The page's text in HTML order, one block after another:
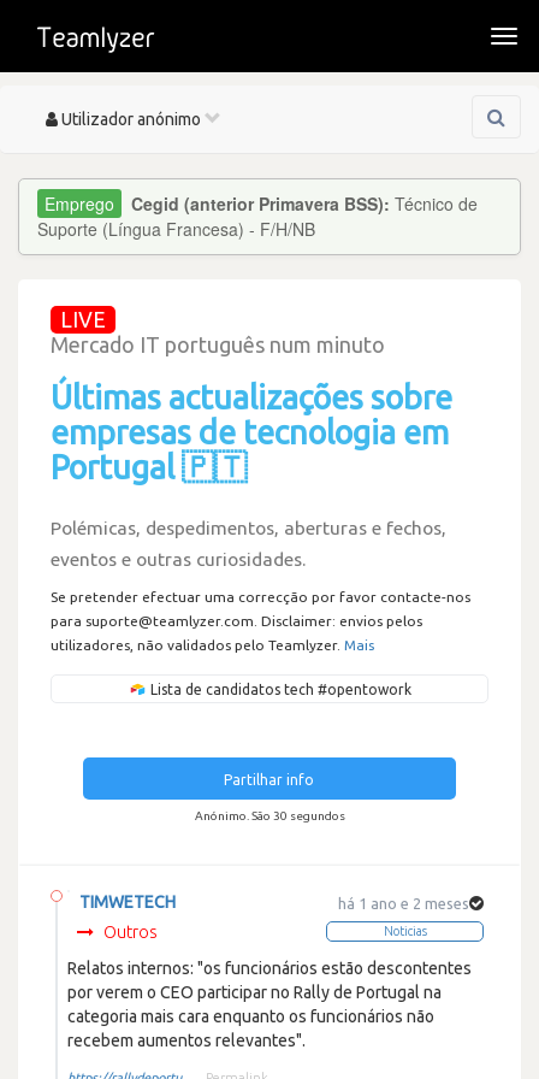
Toggle
Utilizador anónimo
Cegid (anterior Primavera BSS): Técnico de
Suporte (Língua Francesa) - F/H/NB
LIVE
Mercado IT português num minuto
Últimas actualizações sobre
empresas de tecnologia em
Portugal 🇵🇹
Polémicas, despedimentos, aberturas e fechos,
eventos e outras curiosidades.
Se pretender efectuar uma correcção por favor contacte-nos
para suporte@teamlyzer.com. Disclaimer: envios pelos
utilizadores, não validados pelo Teamlyzer. Mais
Lista de candidatos tech #opentowork
Partilhar info
Anónimo. São 30 segundos
há 1 ano e 2 meses
Noticias
TIMWETECH
Outros
Relatos internos: "os funcionários estão descontentes
por verem o CEO participar no Rally de Portugal na
categoria mais cara enquanto os funcionários não
recebem aumentos relevantes".